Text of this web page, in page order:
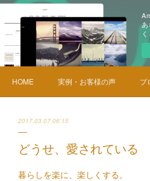
あ
HOME 実例・お客様の声 ブ
2017.03.07 06:15
どうせ、愛されている
暮らしを楽に、楽しくする。